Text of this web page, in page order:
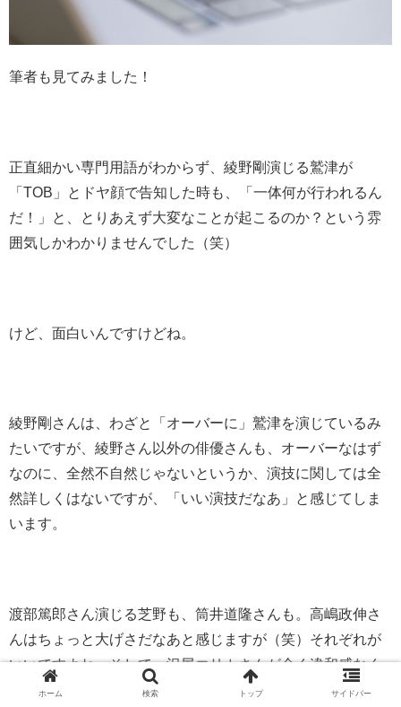
筆者も見てみました！
正直細かい専門用語がわからず、綾野剛演じる鷲津が
「TOB」とドヤ顔で告知した時も、「一体何が行われるん
だ！」と、とりあえず大変なことが起こるのか？という雰
囲気しかわかりませんでした（笑）
けど、面白いんですけどね。
綾野剛さんは、わざと「オーバーに」鷲津を演じているみ
たいですが、綾野さん以外の俳優さんも、オーバーなはず
なのに、全然不自然じゃないというか、演技に関しては全
然詳しくはないですが、「いい演技だなあ」と感じてしま
います。
渡部篤郎さん演じる芝野も、筒井道隆さんも。高嶋政伸さ
んはちょっと大げさだなあと感じますが（笑）それぞれが
いいですよね。そして、沢尻エリカさんが全く違和感なく
溶け込んでいるところもすごい！女優として役に入ると、
ホーム 検索 トップ サイドバー